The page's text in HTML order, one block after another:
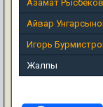
Азамат Рысбеков
Айвар
Игорь
Жалпы